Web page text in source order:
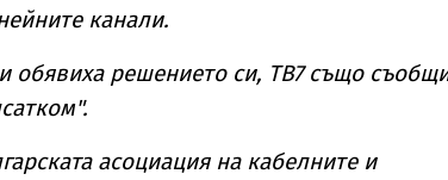
канали.
обявиха решението си, ТВ7 също
асоциация на кабелните и